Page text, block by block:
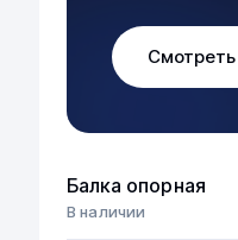
Балка опорная
В наличии